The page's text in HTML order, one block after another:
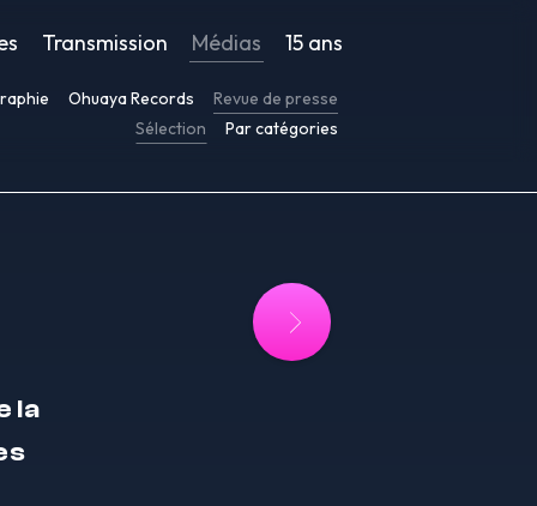
Transmission Médias 15 ans
Ohuaya Records
Revue de presse
Sélection
Par catégories
la